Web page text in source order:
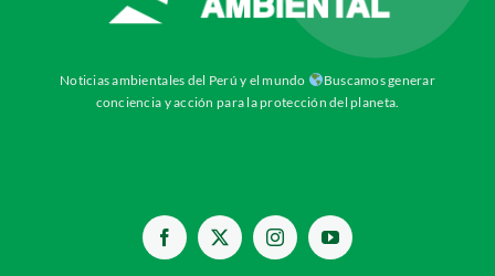
Noticias ambientales del Perú y el mundo
Buscamos generar
conciencia y acción para la protección del planeta.